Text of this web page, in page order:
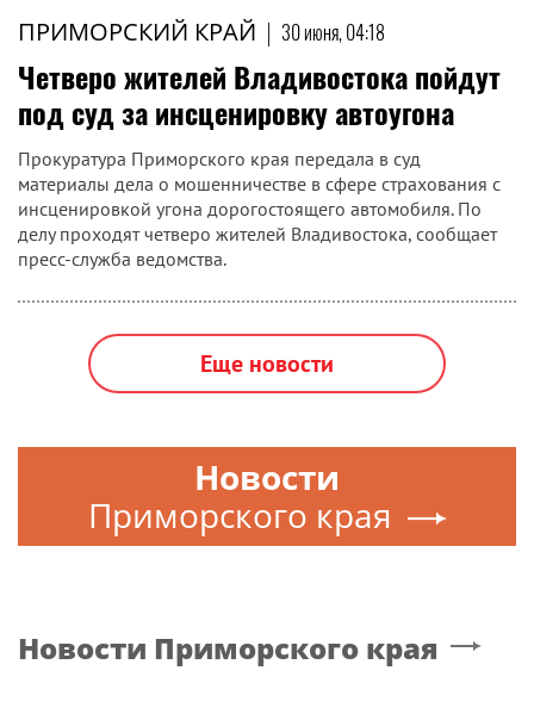
ПРИМОРСКИЙ КРАЙ | 30 июня, 04:18
Четверо жителей Владивостока пойдут
под суд за инсценировку автоугона
Прокуратура Приморского края передала в суд
материалы дела о мошенничестве в сфере страхования с
инсценировкой угона дорогостоящего автомобиля. По
делу проходят четверо жителей Владивостока, сообщает
пресс-служба ведомства.
Еще новости
Новости
Приморского края
Новости Приморского края